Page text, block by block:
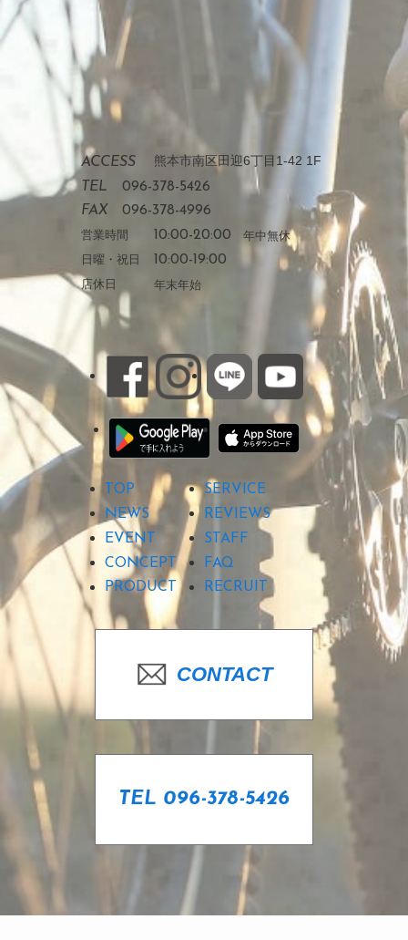
ACCESS 熊本市南区田迎6丁目1-42 1F
TEL
096-378-5426
FAX
096-378-4996
営業時間 10:00-20:00 年中無休
日曜・祝日
10:00-19:00
店休日 年末年始
TOP
SERVICE
NEWS
REVIEWS
EVENT
STAFF
CONCEPT
FAQ
PRODUCT
RECRUIT
CONTACT
TEL 096-378-5426